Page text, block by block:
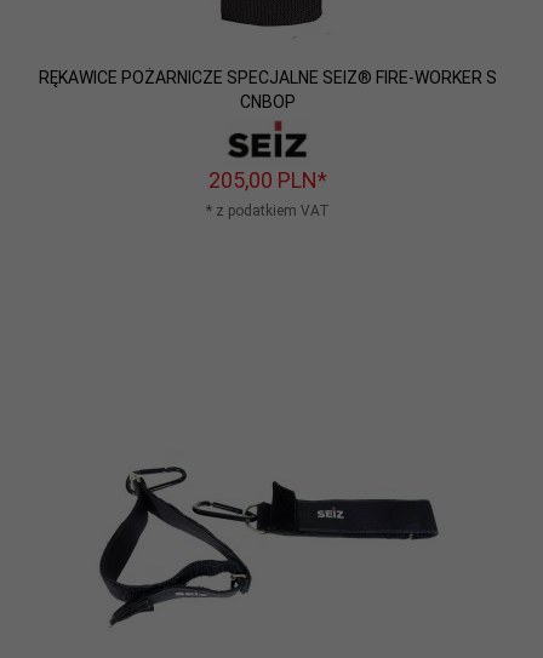
RĘKAWICE POŻARNICZE SPECJALNE SEIZ® FIRE-WORKER S
CNBOP
205,00 PLN*
* z podatkiem VAT